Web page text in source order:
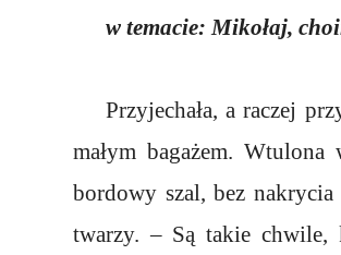
w temacie: Mikołaj,
Przyjechała, a raczej
małym bagażem.
bordowy szal, bez
twarzy. – Są takie chwile,